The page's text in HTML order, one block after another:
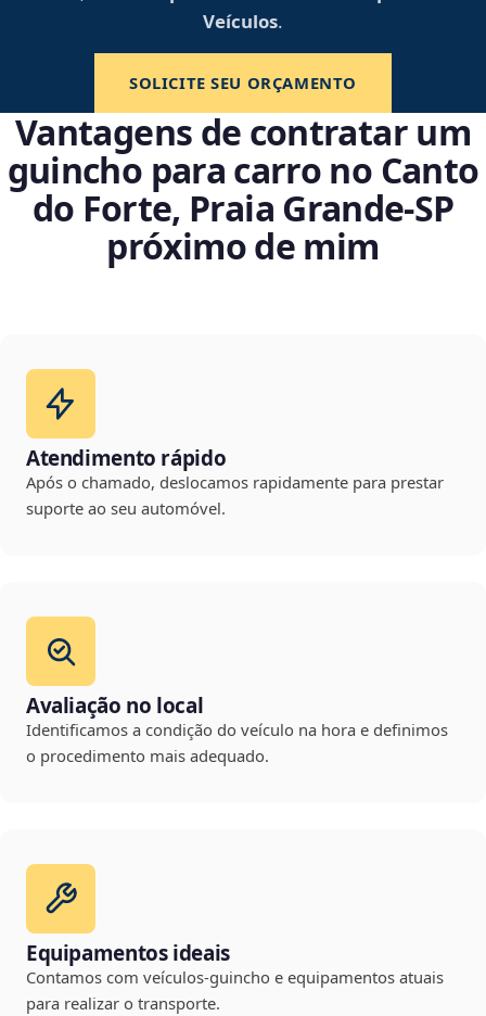
Veículos.
SOLICITE SEU ORÇAMENTO
Vantagens de contratar um
guincho para carro no Canto
do Forte, Praia Grande‑SP
próximo de mim
Atendimento rápido
Após o chamado, deslocamos rapidamente para prestar
suporte ao seu automóvel.
Avaliação no local
Identificamos a condição do veículo na hora e definimos
o procedimento mais adequado.
Equipamentos ideais
Contamos com veículos-guincho e equipamentos atuais
para realizar o transporte.